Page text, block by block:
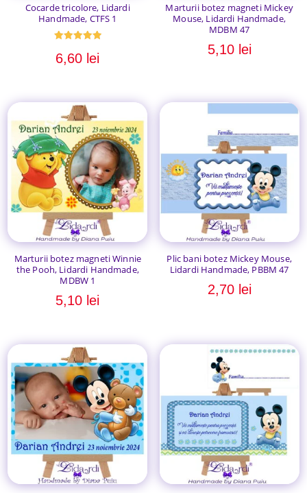
Cocarde tricolore, Lidardi
Handmade, CTFS 1
5.00
din 5
6,60 lei
Marturii botez magneti Mickey
Mouse, Lidardi Handmade,
MDBM 47
5,10 lei
Marturii botez magneti Winnie
the Pooh, Lidardi Handmade,
MDBW 1
5,10 lei
Plic bani botez Mickey Mouse,
Lidardi Handmade, PBBM 47
2,70 lei